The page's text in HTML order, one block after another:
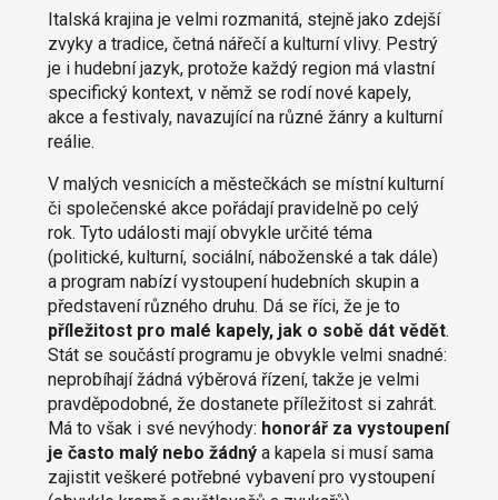
Italská krajina je velmi rozmanitá, stejně jako zdejší
zvyky a tradice, četná nářečí a kulturní vlivy. Pestrý
je i hudební jazyk, protože každý region má vlastní
specifický kontext, v němž se rodí nové kapely,
akce a festivaly, navazující na různé žánry a kulturní
reálie.
V malých vesnicích a městečkách se místní kulturní
či společenské akce pořádají pravidelně po celý
rok. Tyto události mají obvykle určité téma
(politické, kulturní, sociální, náboženské a tak dále)
a program nabízí vystoupení hudebních skupin a
představení různého druhu. Dá se říci, že je to
příležitost pro malé kapely, jak o sobě dát vědět.
Stát se součástí programu je obvykle velmi snadné:
neprobíhají žádná výběrová řízení, takže je velmi
pravděpodobné, že dostanete příležitost si zahrát.
Má to však i své nevýhody: honorář za vystoupení
je často malý nebo žádnýa kapela si musí sama
zajistit veškeré potřebné vybavení pro vystoupení